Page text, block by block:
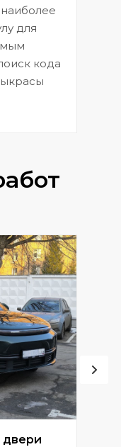
для
кода
двери